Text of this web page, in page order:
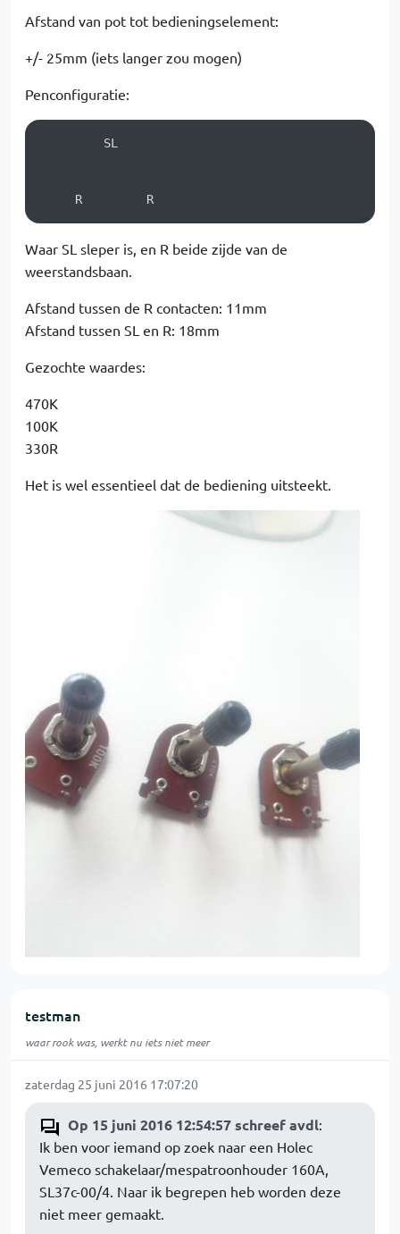
Afstand van pot tot bedieningselement:
+/- 25mm (iets langer zou mogen)
Penconfiguratie:
         SL
     R         R
Waar SL sleper is, en R beide zijde van de
weerstandsbaan.
Afstand tussen de R contacten: 11mm
Afstand tussen SL en R: 18mm
Gezochte waardes:
470K
100K
330R
Het is wel essentieel dat de bediening uitsteekt.
testman
waar rook was, werkt nu iets niet meer
zaterdag 25 juni 2016 17:07:20
Op 15 juni 2016 12:54:57 schreef avdl:
Ik ben voor iemand op zoek naar een Holec
Vemeco schakelaar/mespatroonhouder 160A,
SL37c-00/4. Naar ik begrepen heb worden deze
niet meer gemaakt.